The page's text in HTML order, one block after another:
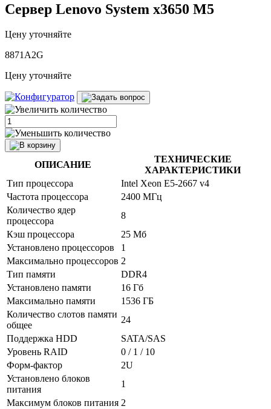
Сервер Lenovo System x3650 M5
Цену уточняйте
8871A2G
Цену уточняйте
ОПИСАНИЕ
ТЕХНИЧЕСКИЕ
ХАРАКТЕРИСТИКИ
Тип процессора
Intel Xeon E5-2667 v4
Частота процессора
2400 МГц
Количество ядер
процессора
8
Кэш процессора
25 Мб
Установлено процессоров
1
Максимально процессоров 2
Тип памяти
DDR4
Установлено памяти
16 Гб
Максимально памяти
1536 ГБ
Количество слотов памяти
общее
24
Поддержка HDD
SATA/SAS
Уровень RAID
0 / 1 / 10
Форм-фактор
2U
Установлено блоков
питания
1
Максимум блоков питания 2